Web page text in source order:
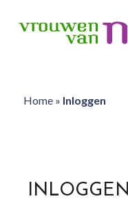
Home» Inloggen